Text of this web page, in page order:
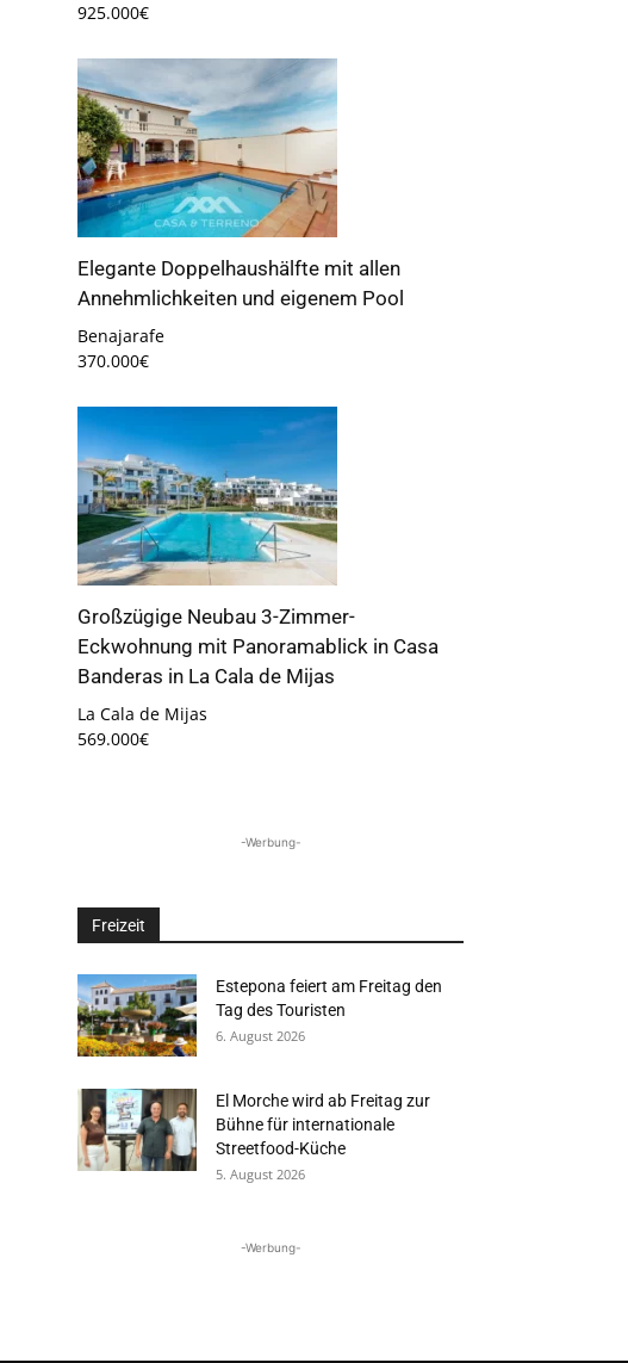
925.000€
Elegante Doppelhaushälfte mit allen
Annehmlichkeiten und eigenem Pool
Benajarafe
370.000€
Großzügige Neubau 3-Zimmer-
Eckwohnung mit Panoramablick in Casa
Banderas in La Cala de Mijas
La Cala de Mijas
569.000€
-Werbung-
Freizeit
Estepona feiert am Freitag den
Tag des Touristen
6. August 2026
El Morche wird ab Freitag zur
Bühne für internationale
Streetfood-Küche
5. August 2026
-Werbung-